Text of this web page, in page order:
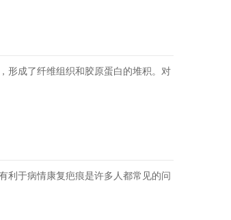
成了纤维组织和胶原蛋白的堆积。对
于病情康复疤痕是许多人都常见的问